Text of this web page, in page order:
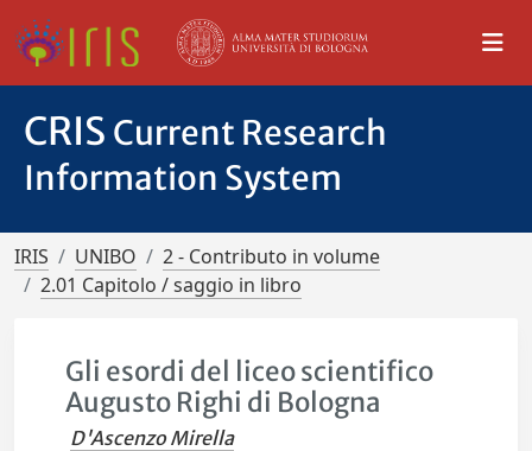
CRIS Current Research
Information System
IRIS UNIBO
2 - Contributo in volume
2.01 Capitolo / saggio in libro
Gli esordi del liceo scientifico
Augusto Righi di Bologna
D'Ascenzo Mirella